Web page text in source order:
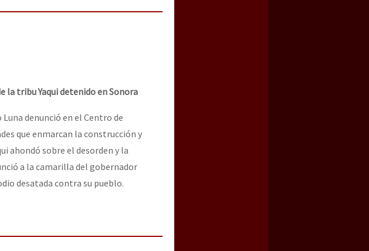
la tribu Yaqui detenido en Sonora
denunció en el Centro de
que enmarcan la construcción y
ahondó sobre el desorden y la
a la camarilla del gobernador
desatada contra su pueblo.